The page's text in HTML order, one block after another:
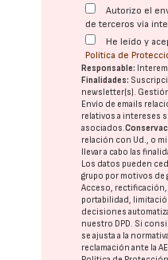
Autorizo el
de terceros vía
He leído y
Política de
Responsable:
Finalidades:
newsletter(s).
Envío de emails
relativos a intereses
asociados.
relación con Ud., o
llevar a cabo las
Los datos pueden
grupo por motivos
Acceso,
portabilidad,
decisiones
nuestro DPD . Si
se ajusta a la
reclamación ante la